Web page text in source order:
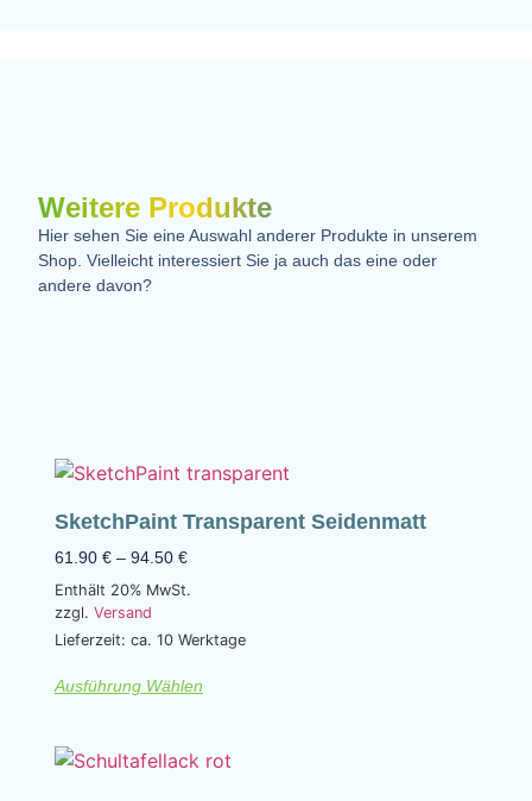
Weitere Produkte
Hier sehen Sie eine Auswahl anderer Produkte in unserem
Shop. Vielleicht interessiert Sie ja auch das eine oder
andere davon?
SketchPaint Transparent Seidenmatt
61.90 € – 94.50 €
Enthält 20% MwSt.
zzgl. Versand
Lieferzeit: ca. 10 Werktage
Ausführung Wählen